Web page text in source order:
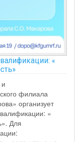
«
филиала
организует
«
Для